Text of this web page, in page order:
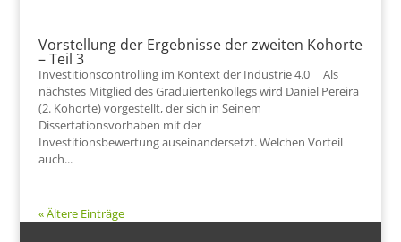
Vorstellung der Ergebnisse der zweiten Kohorte
– Teil 3
Investitionscontrolling im Kontext der Industrie 4.0 Als
nächstes Mitglied des Graduiertenkollegs wird Daniel Pereira
(2. Kohorte) vorgestellt, der sich in Seinem
Dissertationsvorhaben mit der
Investitionsbewertung auseinandersetzt. Welchen Vorteil
auch...
« Ältere Einträge